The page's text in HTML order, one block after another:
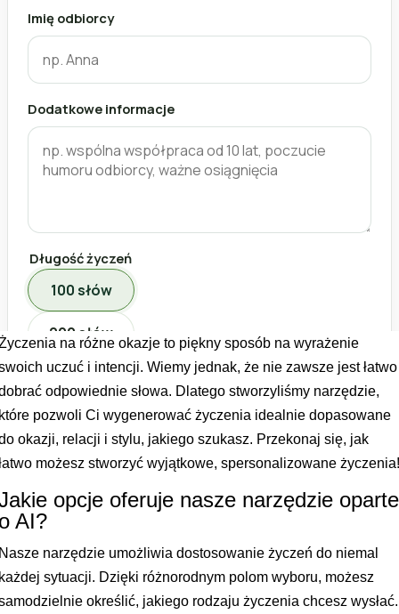
na różne okazje to piękny sposób na wyrażenie
uczuć i intencji. Wiemy jednak, że nie zawsze jest łatwo
odpowiednie słowa. Dlatego stworzyliśmy narzędzie,
pozwoli Ci wygenerować życzenia idealnie dopasowane
okazji, relacji i stylu, jakiego szukasz. Przekonaj się, jak
możesz stworzyć wyjątkowe, spersonalizowane
opcje oferuje nasze narzędzie oparte
AI?
narzędzie umożliwia dostosowanie życzeń do niemal
sytuacji. Dzięki różnorodnym polom wyboru, możesz
określić, jakiego rodzaju życzenia chcesz wysłać.